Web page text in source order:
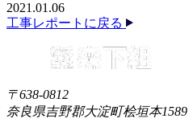
2021.01.06
工事レポートに戻る
〒638-0812
奈良県吉野郡大淀町桧垣本1589